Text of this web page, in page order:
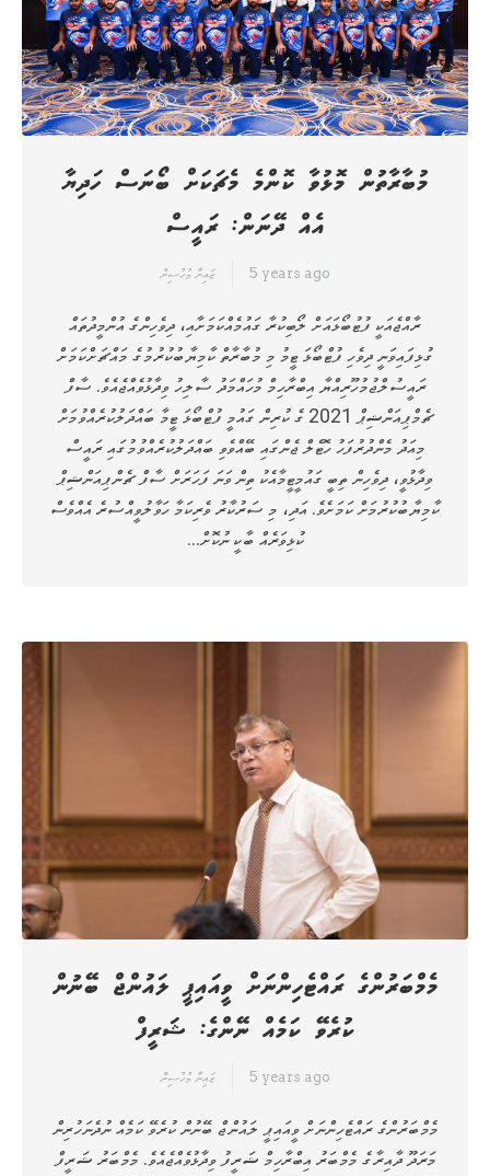
މުބާރާތުން މޮޅުވާ ކޮންމެ މެޗަކަށް ބޯނަސް ހަދިޔާ
އެއް ދޭނަން: ރައީސް
ޒައިނާ މުހުސިން 5 years ago
ރާއްޖެއަކީ ފުޓުބޯޅައަށް ލޯބިކުރާ ގައުމެއްކަމަށާއި، ދިވެހިންގެ އުންމީދުތައް
ގުޅިފައިވަނީ ދިވެހި ފުޓްބޯޅަ ޓީމު މި މުބާރާތް ކާމިޔާބުކުރުމުގެ މައްޗަށްކަމަށް
ރައީސުލްޖުމުހޫރިއްޔާ އިބްރާހިމް މުހައްމަދު ސާލިހު ވިދާޅުވެއްޖެއެވެ. ސާފް
ޗެމްޕިއަންޝިޕް 2021 ގެ ކުރިން ގައުމީ ފުޓްބޯޅަ ޓީމާ ބައްދަލުކުރެއްވުމަށް
މިއަދު މެންދުރުފަހު ހޮޓެލް ޖެންގައި ބޭއްވެވި ބައްދަލުކުރެއްވުމުގައި ރައީސް
ވިދާޅުވީ، ދިވެހިން ތިބީ ގައުމީޓީމާއެކު ތިން ވަނަ ފަހަރަށް ސާފް ޗެންޕިއަންޝިޕް
ކާމިޔާބުކުރުމަށް ކަމަށެވެ. އަދި، މި ސަރުކާރު ވެރިކަމާ ހަވާލުވީއްސުރެ އެއްވެސް
ކުޅިވަރެއް ބާކީ ނުކޮށް…
މެމްބަރުންގެ ރައްޓެހިންނަށް ވީއައިޕީ ލައުންޖް ބޭނުން
ކުރެވޭ ކަމެއް ނޭންގެ: ޝަރީފް
ޒައިނާ މުހުސިން 5 years ago
މެމްބަރުންގެ ރައްޓެހިންނަށް ވީއައިޕީ ލައުންޖް ބޭނުން ކުރެވޭ ކަމެއް ނުދެނަހުރިން
މަރަދޫ ދާއިރާގެ މެމްބަރު އިބްރާހިމް ޝަރީފު ވިދާޅުވެއްޖެއެވެ. މެމްބަރު ޝަރީފް